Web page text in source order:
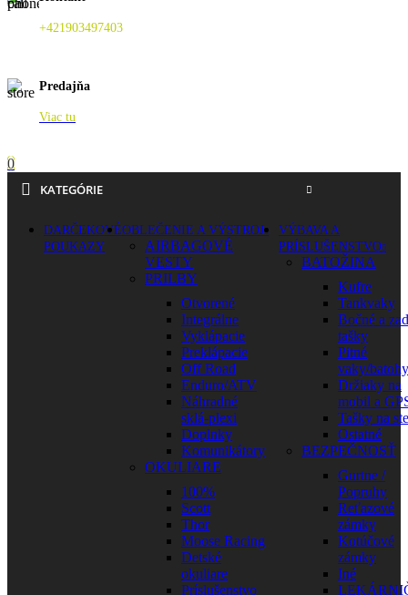
+421903497403
Predajňa
Viac tu
0
KATEGÓRIE
DARČEKOVÉ
POUKAZY
OBLEČENIE A VÝSTROJ
AIRBAGOVÉ
VESTY
PRILBY
Otvorené
Integrálne
Vyklápacie
Preklápacie
Off Road
Enduro/ATV
Náhradné
sklá-plexi
Doplnky
Komunikátory
OKULIARE
100%
Scott
Thor
Moose Racing
Detské
okuliare
Príslušenstvo
VÝBAVA A
PRÍSLUŠENSTVO
BATOŽINA
Kufre
Tankvaky
Bočné a
tašky
Pitné
vaky/batohy
Držiaky na
mobil a
Tašky na
Ostatné
BEZPEČNOSŤ
Gurtne /
Popruhy
Reťazové
zámky
Kotúčové
zámky
Iné